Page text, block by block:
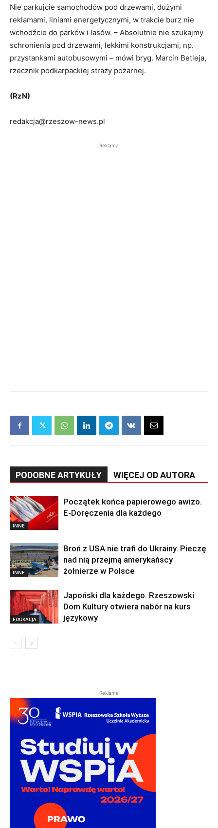
Nie parkujcie samochodów pod drzewami, dużymi
reklamami, liniami energetycznymi, w trakcie burz nie
wchodźcie do parków i lasów. – Absolutnie nie szukajmy
schronienia pod drzewami, lekkimi konstrukcjami, np.
przystankami autobusowymi – mówi bryg. Marcin Betleja,
rzecznik podkarpackiej straży pożarnej.
(RzN)
redakcja@rzeszow-news.pl
Reklama
PODOBNE ARTYKUŁY WIĘCEJ OD AUTORA
INNE
Początek końca papierowego awizo.
E-Doręczenia dla każdego
INNE
Broń z USA nie trafi do Ukrainy. Pieczę
nad nią przejmą amerykańscy
żołnierze w Polsce
EDUKACJA
Japoński dla każdego. Rzeszowski
Dom Kultury otwiera nabór na kurs
językowy
Reklama